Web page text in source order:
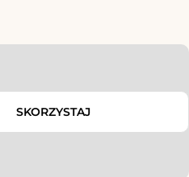
SKORZYSTAJ